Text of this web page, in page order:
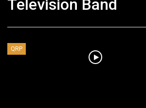
Television Band
QRP